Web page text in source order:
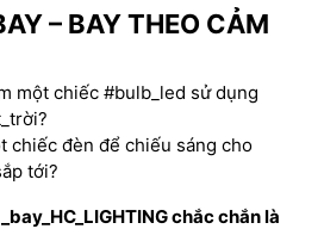
– BAY THEO CẢM
một chiếc #bulb_led sử dụng
chiếc đèn để chiếu sáng cho
tới?
chắc chắn là